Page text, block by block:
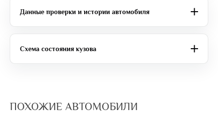
Данные проверки и истории автомобиля
Схема состояния кузова
ПОХОЖИЕ АВТОМОБИЛИ